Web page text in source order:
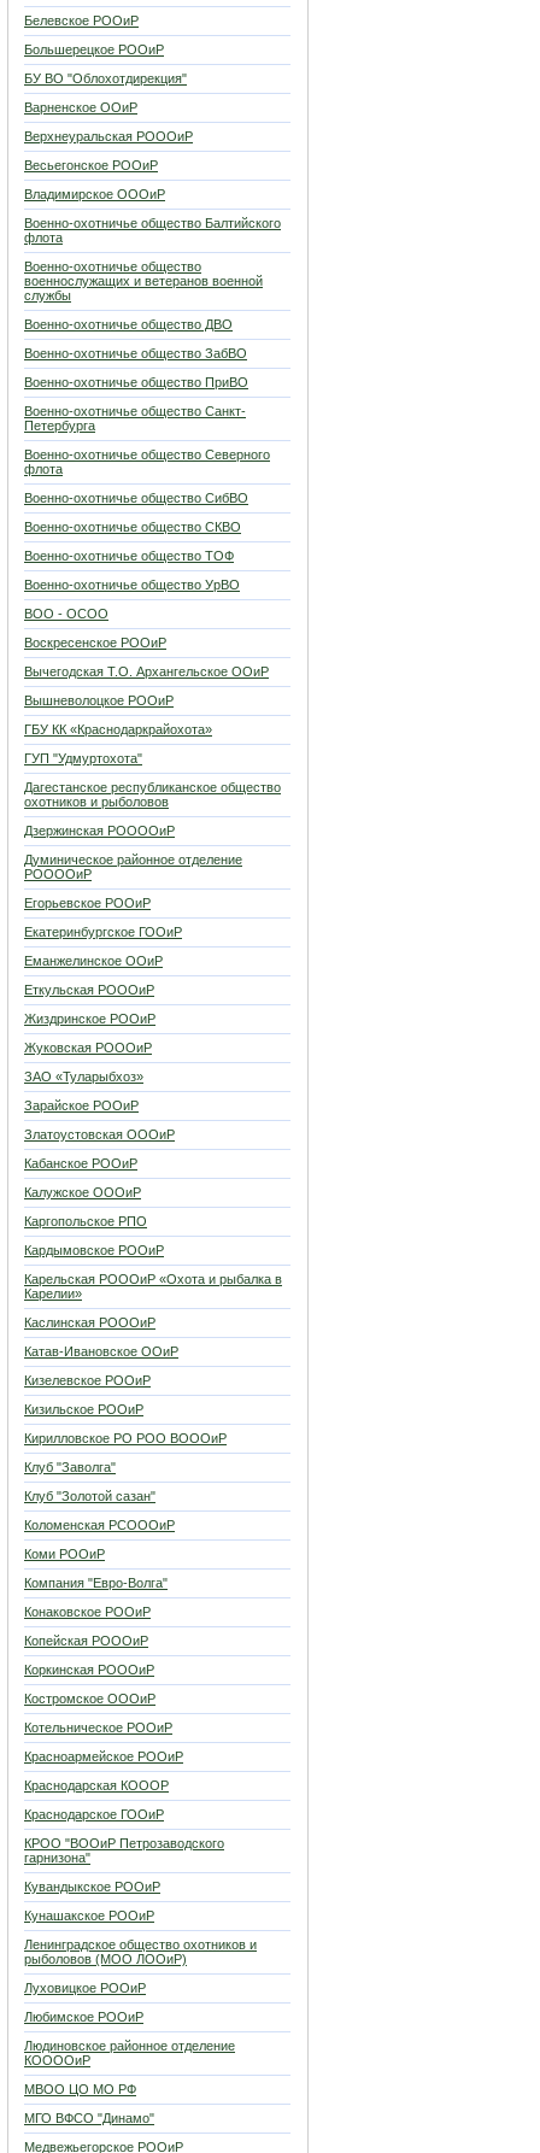
Белевское РООиР
Большерецкое РООиР
БУ ВО "Облохотдирекция"
Варненское ООиР
Верхнеуральская РОООиР
Весьегонское РООиР
Владимирское ОООиР
Военно-охотничье общество Балтийского
флота
Военно-охотничье общество
военнослужащих и ветеранов военной
службы
Военно-охотничье общество ДВО
Военно-охотничье общество ЗабВО
Военно-охотничье общество ПриВО
Военно-охотничье общество Санкт-
Петербурга
Военно-охотничье общество Северного
флота
Военно-охотничье общество СибВО
Военно-охотничье общество СКВО
Военно-охотничье общество ТОФ
Военно-охотничье общество УрВО
ВОО - ОСОО
Воскресенское РООиР
Вычегодская Т.О. Архангельское ООиР
Вышневолоцкое РООиР
ГБУ КК «Краснодаркрайохота»
ГУП "Удмуртохота"
Дагестанское республиканское общество
охотников и рыболовов
Дзержинская РООООиР
Думиническое районное отделение
РООООиР
Егорьевское РООиР
Екатеринбургское ГООиР
Еманжелинское ООиР
Еткульская РОООиР
Жиздринское РООиР
Жуковская РОООиР
ЗАО «Туларыбхоз»
Зарайское РООиР
Златоустовская ОООиР
Кабанское РООиР
Калужское ОООиР
Каргопольское РПО
Кардымовское РООиР
Карельская РОООиР «Охота и рыбалка в
Карелии»
Каслинская РОООиР
Катав-Ивановское ООиР
Кизелевское РООиР
Кизильское РООиР
Кирилловское РО РОО ВОООиР
Клуб "Заволга"
Клуб "Золотой сазан"
Коломенская РСОООиР
Коми РООиР
Компания "Евро-Волга"
Конаковское РООиР
Копейская РОООиР
Коркинская РОООиР
Костромское ОООиР
Котельническое РООиР
Красноармейское РООиР
Краснодарская КОООР
Краснодарское ГООиР
КРОО "ВООиР Петрозаводского
гарнизона"
Кувандыкское РООиР
Кунашакское РООиР
Ленинградское общество охотников и
рыболовов (МОО ЛООиР)
Луховицкое РООиР
Любимское РООиР
Людиновское районное отделение
КООООиР
МВОО ЦО МО РФ
МГО ВФСО "Динамо"
Медвежьегорское РООиР